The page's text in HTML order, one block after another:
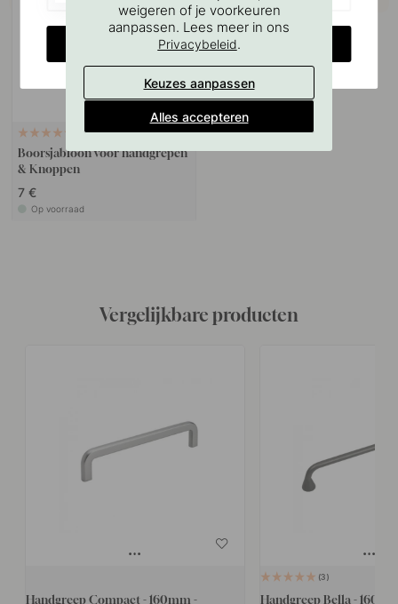
127
Boorsjabloon voor handgrepen
& Knoppen
7 €
Op voorraad
Vergelijkbare producten
Handgreep Compact - 160mm -
3
Handgreep Bella -
weigeren of je voorkeuren
aanpassen. Lees meer in ons
Privacybeleid.
Keuzes aanpassen
Alles accepteren
CHANGE COUNTRY